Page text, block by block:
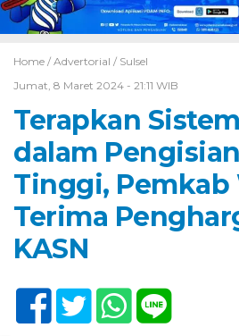
Home / Advertorial / Sulsel
Jumat, 8 Maret 2024 - 21:11 WIB
Terapkan
dalam
Tinggi, Pemkab
Terima
KASN